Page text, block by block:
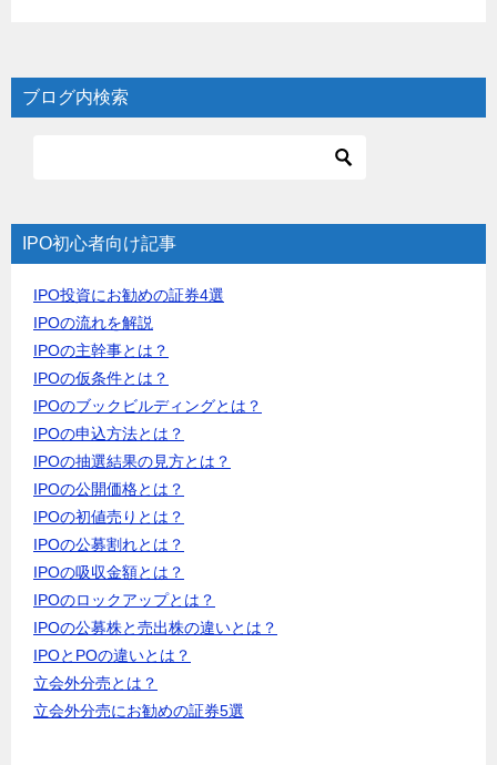
ブログ内検索
IPO初心者向け記事
IPO投資にお勧めの証券4選
IPOの流れを解説
IPOの主幹事とは？
IPOの仮条件とは？
IPOのブックビルディングとは？
IPOの申込方法とは？
IPOの抽選結果の見方とは？
IPOの公開価格とは？
IPOの初値売りとは？
IPOの公募割れとは？
IPOの吸収金額とは？
IPOのロックアップとは？
IPOの公募株と売出株の違いとは？
IPOとPOの違いとは？
立会外分売とは？
立会外分売にお勧めの証券5選